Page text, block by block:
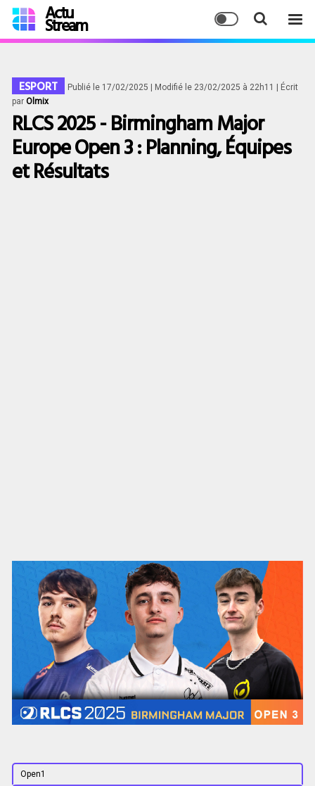
Actu
Stream
ESPORT Publié le 17/02/2025 | Modifié le 23/02/2025 à 22h11
| Écrit
par Olmix
RLCS 2025 - Birmingham Major
Europe Open 3 : Planning, Équipes
et Résultats
Open1